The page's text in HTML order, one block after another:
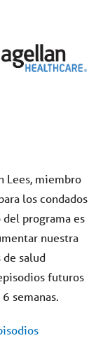
Lees, miembro
los condados
programa es
nuestra
salud
futuros
semanas.